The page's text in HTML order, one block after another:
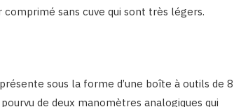
sans cuve qui sont très légers.
sous la forme d’une boîte à outils de 8
de deux manomètres analogiques qui